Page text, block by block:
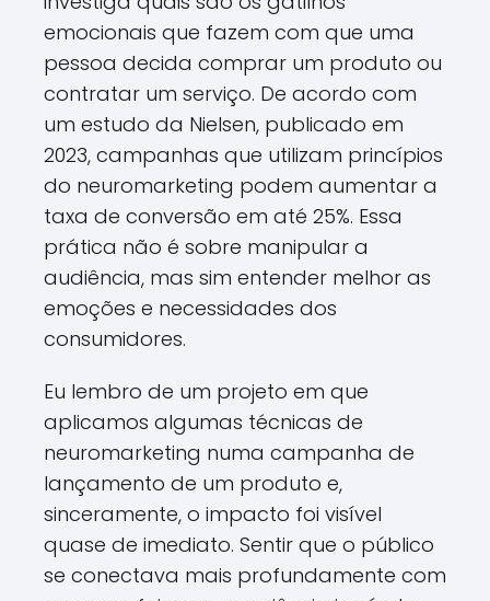
emocionais que fazem com que uma
pessoa decida comprar um produto ou
contratar um serviço. De acordo com
um estudo da Nielsen, publicado em
2023, campanhas que utilizam princípios
do neuromarketing podem aumentar a
taxa de conversão em até 25%. Essa
prática não é sobre manipular a
audiência, mas sim entender melhor as
emoções e necessidades dos
consumidores.
Eu lembro de um projeto em que
aplicamos algumas técnicas de
neuromarketing numa campanha de
lançamento de um produto e,
sinceramente, o impacto foi visível
quase de imediato. Sentir que o público
se conectava mais profundamente com